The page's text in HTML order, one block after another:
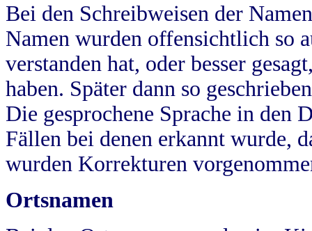
Bei den Schreibweisen der
Namen wurden offensichtlich so
verstanden hat, oder besser
haben. Später dann so
Die gesprochene Sprache in
Fällen bei denen erkannt wurde,
wurden Korrekturen
Ortsnamen